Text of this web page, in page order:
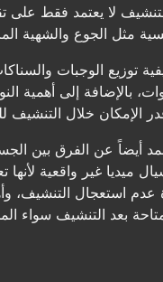
لا يعتمد فقط على
مثل الجوع والشهية
توزيع الوجبات
بالإضافة إلى أهمية
الإمكان خلال
أيضاً عن الفرق بين
ميديا غير واقعية
استعجال التنشيف،
بعد التنشيف سواء